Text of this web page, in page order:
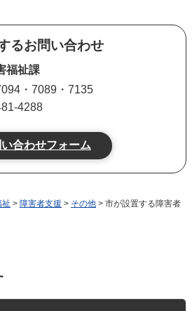
るお問い合わせ
福祉課
・7089・7135
4288
祉 > 障害者支援 > その他 > 市が設置する障害者